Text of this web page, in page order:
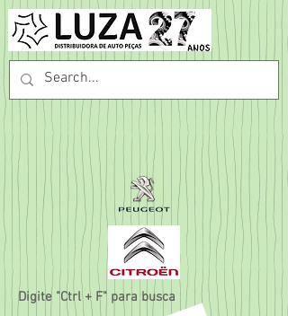
Digite "Ctrl + F" para busca